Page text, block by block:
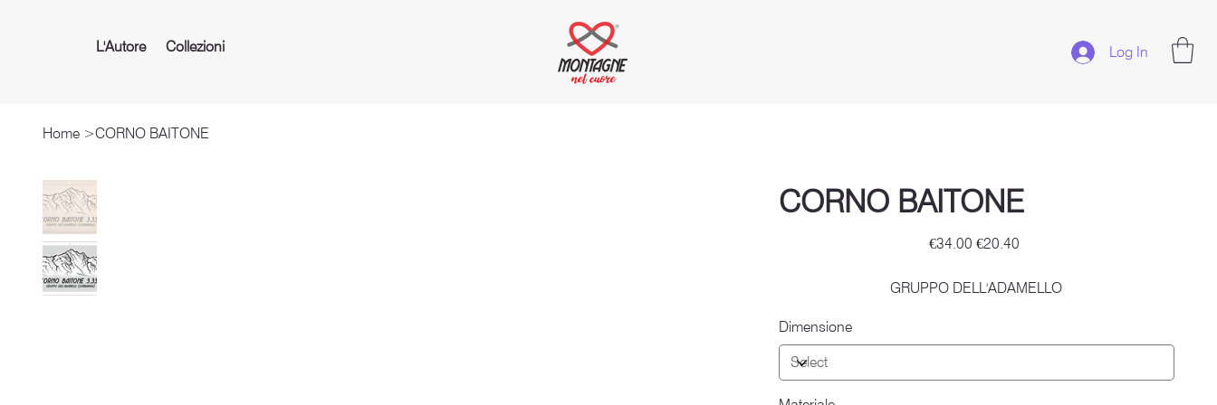
L'Autore Collezioni Log In
Home >CORNO BAITONE
CORNO BAITONE
Original
price
€34.00
Sale
price
€20.40
GRUPPO DELL'ADAMELLO
Dimensione